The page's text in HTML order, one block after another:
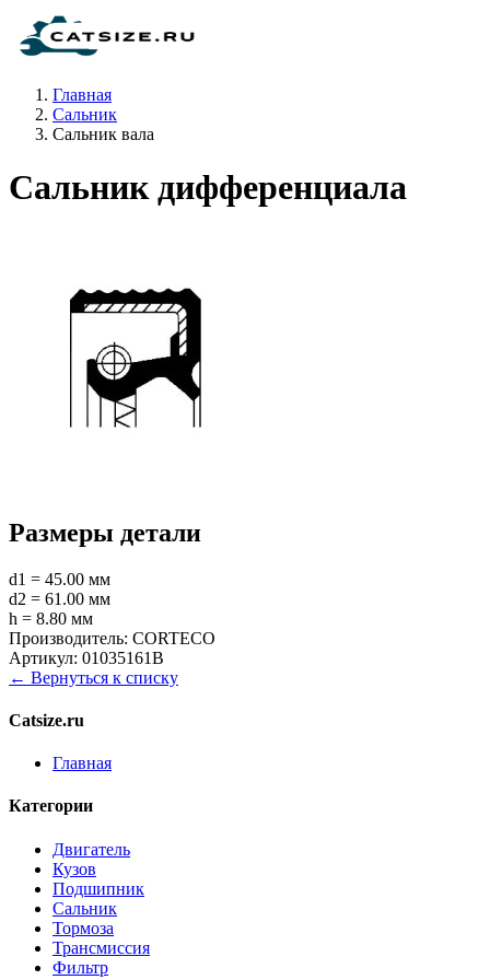
Главная
Сальник
Сальник вала
Сальник дифференциала
Размеры детали
d1 = 45.00 мм
d2 = 61.00 мм
h = 8.80 мм
Производитель: CORTECO
Артикул: 01035161B
← Вернуться к списку
Catsize.ru
Главная
Категории
Двигатель
Кузов
Подшипник
Сальник
Тормоза
Трансмиссия
Фильтр